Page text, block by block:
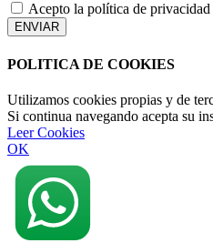
Acepto la política de privacidad
ENVIAR
POLITICA DE COOKIES
Utilizamos cookies propias y de
Si continua navegando acepta su
Leer Cookies
OK